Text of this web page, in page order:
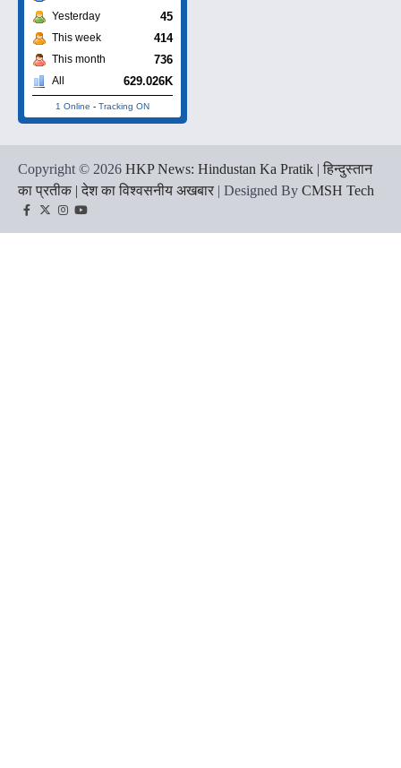
Yesterday 45
This week 414
This month 736
All 629.026K
1 Online - Tracking ON
Copyright © 2026 HKP News: Hindustan Ka Pratik | हिन्दुस्तान
का प्रतीक | देश का विश्वसनीय अखबार | Designed By CMSH Tech
Facebook
TwitterInstagram
YouTube